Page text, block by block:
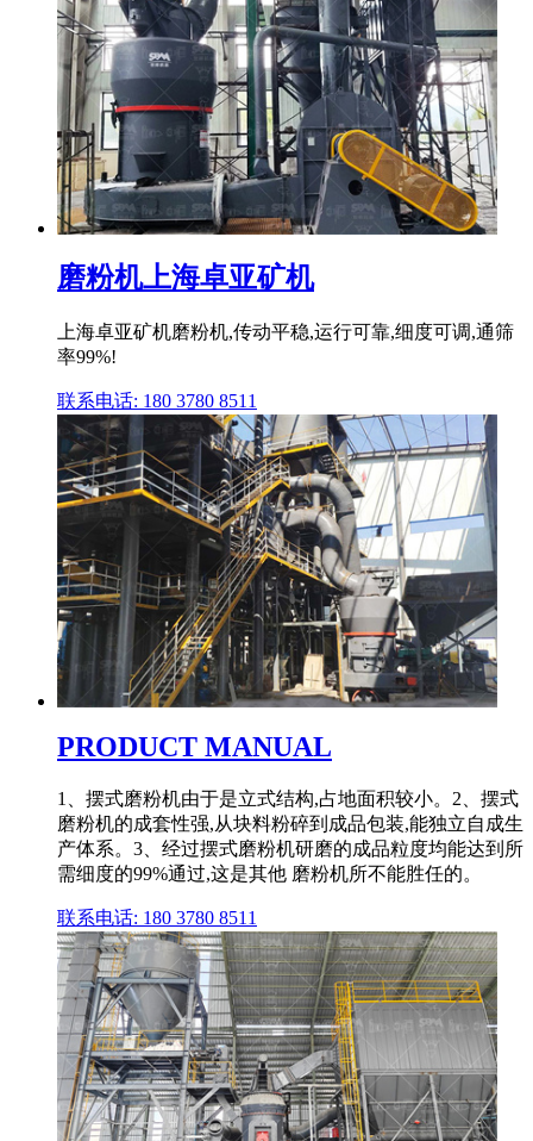
磨粉机上海卓亚矿机
上海卓亚矿机磨粉机,传动平稳,运行可靠,细度可调,通筛
率99%!
联系电话: 180 3780 8511
PRODUCT MANUAL
1、摆式磨粉机由于是立式结构,占地面积较小。2、摆式
磨粉机的成套性强,从块料粉碎到成品包装,能独立自成生
产体系。3、经过摆式磨粉机研磨的成品粒度均能达到所
需细度的99%通过,这是其他 磨粉机所不能胜任的。
联系电话: 180 3780 8511